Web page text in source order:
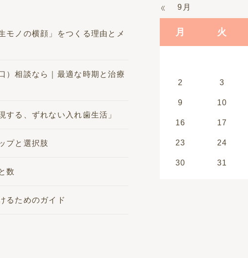
モノの横顔」をつくる理由とメ
）相談なら｜最適な時期と治療
する、ずれない入れ歯生活」
プと選択肢
数
るためのガイド
月 火
9月
2 3
9 10
16 17
23 24
30 31